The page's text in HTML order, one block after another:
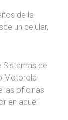
de la
un celular,
Sistemas de
Motorola
las oficinas
en aquel